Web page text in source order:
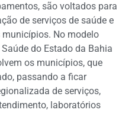
são voltados para
de serviços de saúde e
No modelo
do Estado da Bahia
os municípios, que
passando a ficar
de serviços,
laboratórios